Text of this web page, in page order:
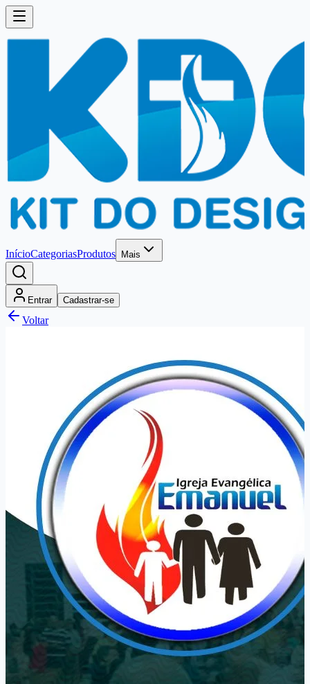
InícioCategoriasProdutos Mais
Entrar Cadastrar-se
Voltar